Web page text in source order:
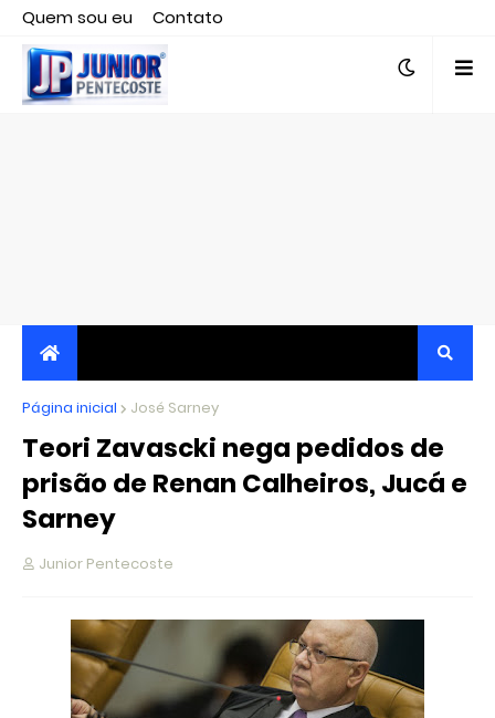
Quem sou eu
Contato
Editor responsável, jornalista Clovis Almeida.
JORNALISMO INDEPENDENTE, TRANSPARENTE E
CRÍTICO
Página inicial José Sarney
Teori Zavascki nega pedidos de
prisão de Renan Calheiros, Jucá e
Sarney
Junior Pentecoste